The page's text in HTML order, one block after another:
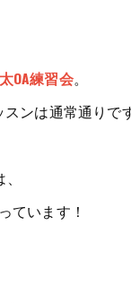
OA練習会。
ンは通常通りです
ています！